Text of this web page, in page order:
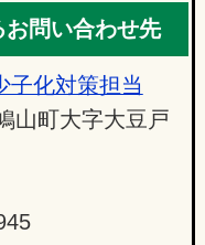
問い合わせ先
子化対策担当
山町大字大豆戸